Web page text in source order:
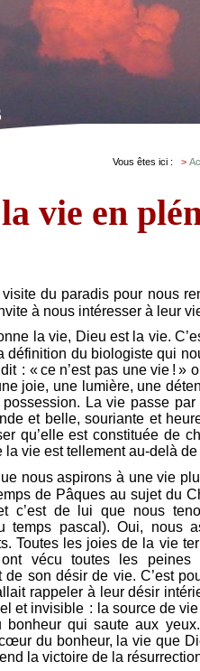
Vous êtes ici :
la vie en
du paradis pour nous
à nous intéresser à leur
la vie, Dieu est la vie.
définition du biologiste qui
: « ce n’est pas une vie ! »
joie, une lumière, une
possession. La vie passe
et belle, souriante et
qu’elle est constituée de
la vie est tellement au-delà
nous aspirons à une vie
de Pâques au sujet du
c’est de lui que nous
pascal). Oui, nous
Toutes les joies de la vie
vécu toutes les peines
son désir de vie. C’est
rappeler à leur désir
et invisible : la source de
bonheur qui saute aux
du bonheur, la vie que
la victoire de la